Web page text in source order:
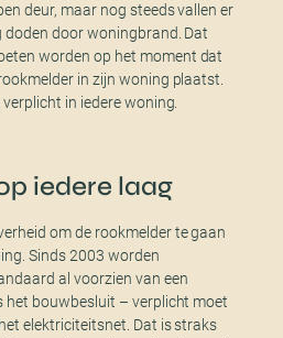
deur, maar nog steeds vallen er
door woningbrand. Dat
worden op het moment dat
in zijn woning plaatst.
in iedere woning.
iedere laag
om de rookmelder te gaan
Sinds 2003 worden
al voorzien van een
het bouwbesluit – verplicht moet
elektriciteitsnet. Dat is straks